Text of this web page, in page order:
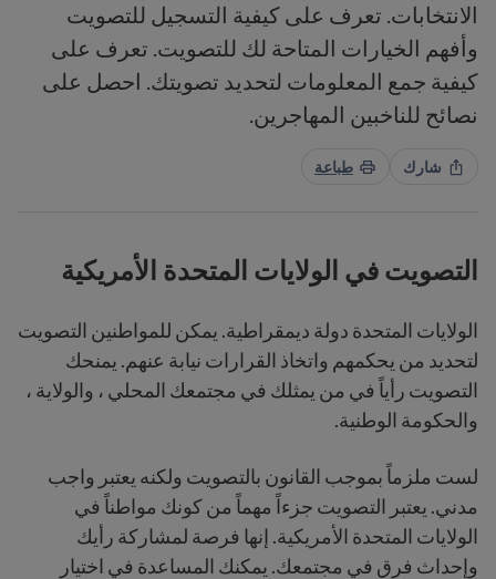
الانتخابات. تعرف على كيفية التسجيل للتصويت
وأفهم الخيارات المتاحة لك للتصويت. تعرف على
كيفية جمع المعلومات لتحديد تصويتك. احصل على
نصائح للناخبين المهاجرين.
شارك طباعة
التصويت في الولايات المتحدة الأمريكية
الولايات المتحدة دولة ديمقراطية. يمكن للمواطنين التصويت
لتحديد من يحكمهم واتخاذ القرارات نيابة عنهم. يمنحك
التصويت رأياً في من يمثلك في مجتمعك المحلي ، والولاية ،
والحكومة الوطنية.
لست ملزماً بموجب القانون بالتصويت ولكنه يعتبر واجب
مدني. يعتبر التصويت جزءاً مهماً من كونك مواطناً في
الولايات المتحدة الأمريكية. إنها فرصة لمشاركة رأيك
وإحداث فرق في مجتمعك. يمكنك المساعدة في اختيار